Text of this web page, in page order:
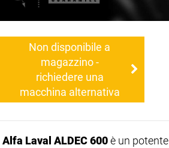
Non disponibile a
magazzino -
richiedere una
macchina alternativa
Alfa Laval ALDEC 600è un potente